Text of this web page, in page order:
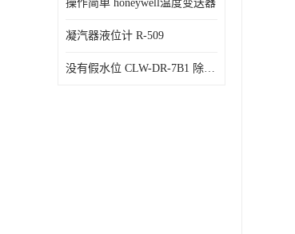
操作简单 honeywell温度变送器
凝汽器液位计 R-509
没有假水位 CLW-DR-7B1 除氧器水位测量